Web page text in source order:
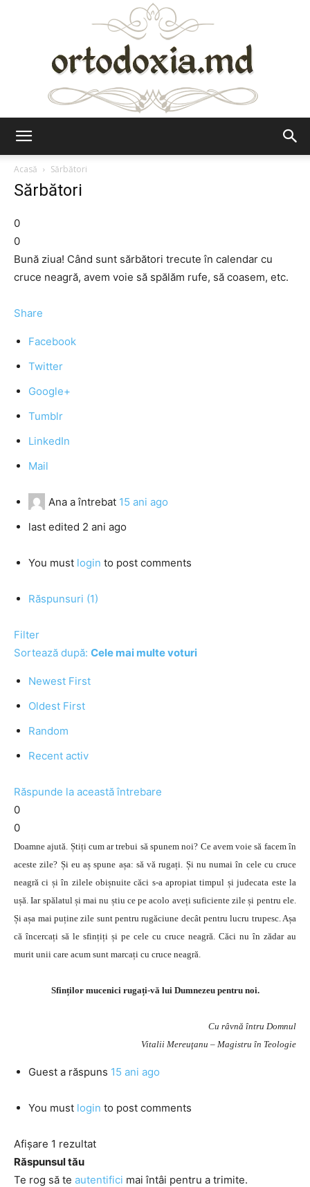
Acasă
Sărbători
Sărbători
0
0
Bună ziua! Când sunt sărbători trecute în calendar cu
cruce neagră, avem voie să spălăm rufe, să coasem, etc.
Share
Facebook
Twitter
Google+
Tumblr
LinkedIn
Mail
Ana a întrebat 15 ani ago
last edited 2 ani ago
You must login to post comments
Răspunsuri (1)
Filter
Sortează după: Cele mai multe voturi
Newest First
Oldest First
Random
Recent activ
Răspunde la această întrebare
0
0
Doamne ajută. Știți cum ar trebui să spunem noi? Ce avem voie să facem în
aceste zile? Și eu aș spune așa: să vă rugați. Și nu numai în cele cu cruce
neagră ci și în zilele obișnuite căci s-a apropiat timpul și judecata este la
ușă. Iar spălatul și mai nu știu ce pe acolo aveți suficiente zile și pentru ele.
Și așa mai puține zile sunt pentru rugăciune decât pentru lucru trupesc. Așa
că încercați să le sfințiți și pe cele cu cruce neagră. Căci nu în zădar au
murit unii care acum sunt marcați cu cruce neagră.
Sfinților mucenici rugați-vă lui Dumnezeu pentru noi.
Cu râvnă întru Domnul
Vitalii Mereuţanu – Magistru în Teologie
Guest a răspuns 15 ani ago
You must login to post comments
Afișare 1 rezultat
Răspunsul tău
Te rog să te autentifici mai întâi pentru a trimite.